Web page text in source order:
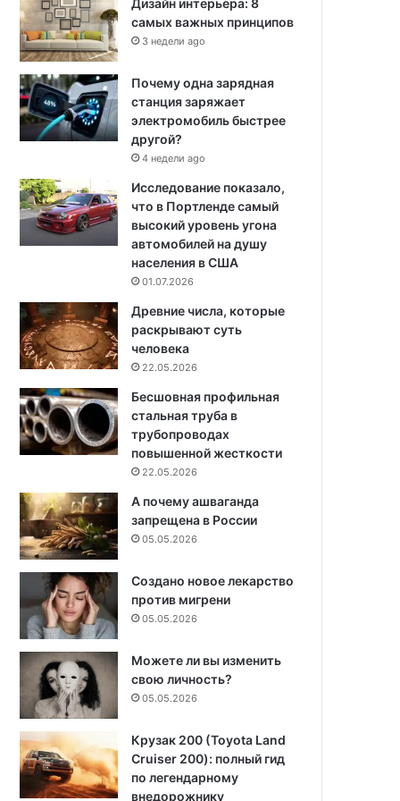
Дизайн интерьера: 8
самых важных принципов
3 недели ago
Почему одна зарядная
станция заряжает
электромобиль быстрее
другой?
4 недели ago
Исследование показало,
что в Портленде самый
высокий уровень угона
автомобилей на душу
населения в США
01.07.2026
Древние числа, которые
раскрывают суть
человека
22.05.2026
Бесшовная профильная
стальная труба в
трубопроводах
повышенной жесткости
22.05.2026
А почему ашваганда
запрещена в России
05.05.2026
Создано новое лекарство
против мигрени
05.05.2026
Можете ли вы изменить
свою личность?
05.05.2026
Крузак 200 (Toyota Land
Cruiser 200): полный гид
по легендарному
внедорожнику